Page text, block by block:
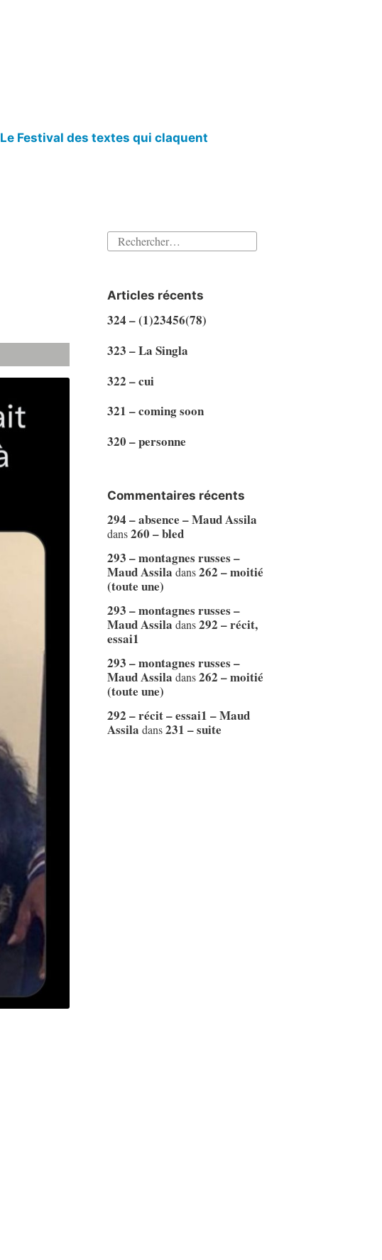
Le Festival des textes qui claquent
Rechercher :
Articles récents
324 – (1)23456(78)
323 – La Singla
322 – cui
321 – coming soon
320 – personne
Commentaires récents
294 – absence – Maud Assila
dans260 – bled
293 – montagnes russes –
Maud Assila dans262 – moitié
(toute une)
293 – montagnes russes –
Maud Assila dans292 – récit,
essai1
293 – montagnes russes –
Maud Assila dans262 – moitié
(toute une)
292 – récit – essai1 – Maud
Assila dans231 – suite